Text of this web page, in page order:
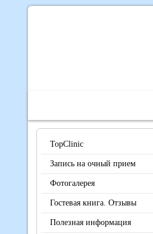
TopClinic
Запись на очный прием
Фотогалерея
Гостевая книга. Отзывы
Полезная информация